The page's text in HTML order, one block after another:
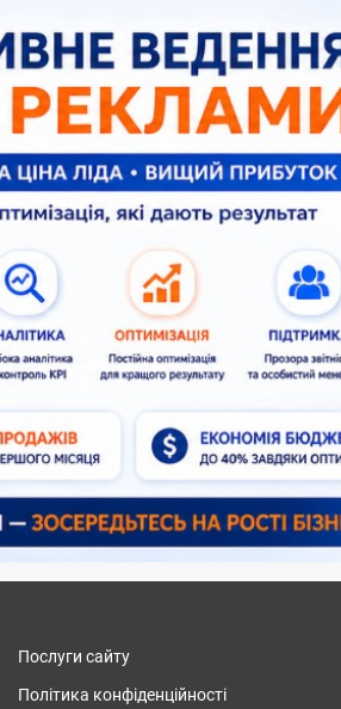
Послуги сайту
Політика конфіденційності